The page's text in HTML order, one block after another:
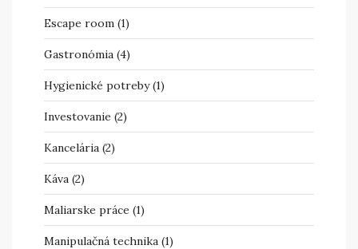
Escape room (1)
Gastronómia (4)
Hygienické potreby(1)
Investovanie (2)
Kancelária (2)
Káva (2)
Maliarske práce (1)
Manipulačná technika (1)